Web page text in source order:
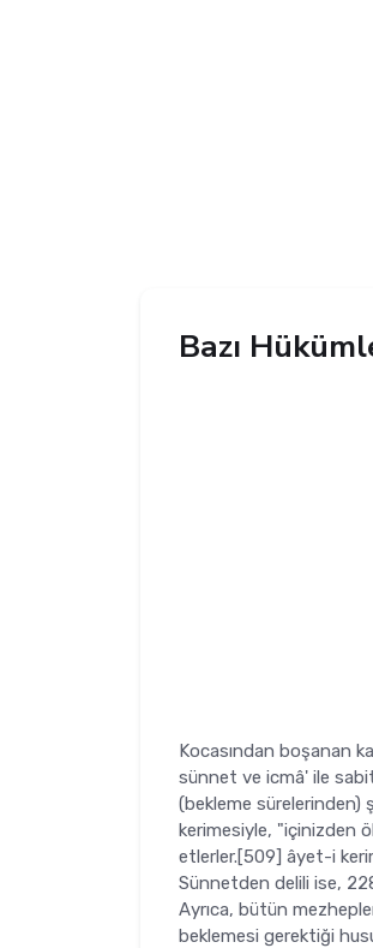
Bazı
Kocasından boşanan
sünnet ve icmâ' ile
(bekleme sürelerinden)
kerimesiyle, "içinizden
etlerler.[509] âyet-i
Sünnetden delili ise,
Ayrıca, bütün
beklemesi gerektiği